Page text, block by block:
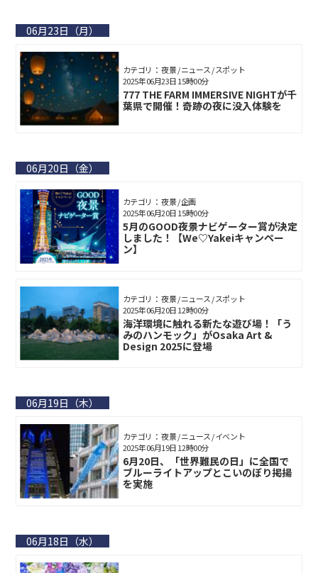
06月23日（月）
カテゴリ： 夜景 / ニュース / スポット
777 THE FARM IMMERSIVE NIGHTが千
葉県で開催！奇跡の夜に没入体験を
2025年06月23日 15時00分
06月20日（金）
カテゴリ： 夜景 / 企画
5月のGOOD夜景ナビゲーター賞が決定
しました！【We♡Yakeiキャンペー
ン】
2025年06月20日 15時00分
カテゴリ： 夜景 / ニュース / スポット
海洋環境に触れる新たな遊び場！「う
みのハンモック」がOsaka Art &
Design 2025に登場
2025年06月20日 12時00分
06月19日（木）
カテゴリ： 夜景 / ニュース / イベント
6月20日、「世界難民の日」に全国で
ブルーライトアップとこいのぼり掲揚
を実施
2025年06月19日 12時00分
06月18日（水）